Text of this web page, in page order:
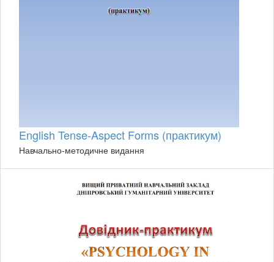
English Tense-Aspect Forms (практикум)
Навчально-методичне видання